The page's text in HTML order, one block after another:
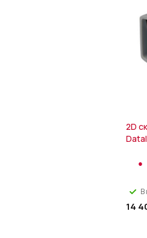
2D
В
14